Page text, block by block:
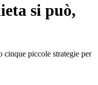
si può,
piccole strategie per